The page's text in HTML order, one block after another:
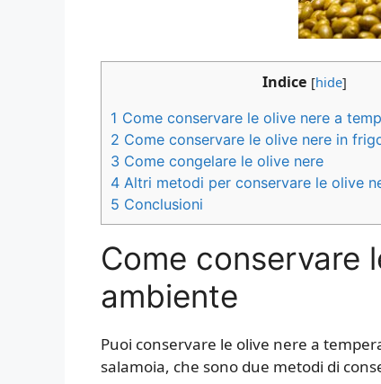
Indice [hide]
1 Come conservare le olive nere a
2 Come conservare le olive nere in
3 Come congelare le olive nere
4 Altri metodi per conservare le olive
5 Conclusioni
Come conservare
ambiente
Puoi conservare le olive nere a
salamoia, che sono due metodi di